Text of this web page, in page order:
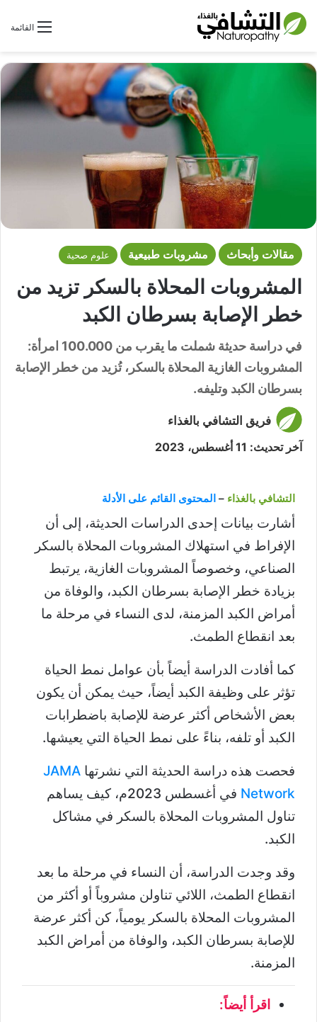
القائمةبحث عن
مقالات وأبحاث مشروبات طبيعية علوم صحية
المشروبات المحلاة بالسكر تزيد من
خطر الإصابة بسرطان الكبد
في دراسة حديثة شملت ما يقرب من 100.000 امرأة:
المشروبات الغازية المحلاة بالسكر، تُزيد من خطر الإصابة
بسرطان الكبد وتليفه.
فريق التشافي بالغذاء
آخر تحديث: 11 أغسطس، 2023
التشافي بالغذاء – المحتوى القائم على الأدلة
أشارت بيانات إحدى الدراسات الحديثة، إلى أن
الإفراط في استهلاك المشروبات المحلاة بالسكر
الصناعي، وخصوصاً المشروبات الغازية، يرتبط
بزيادة خطر الإصابة بسرطان الكبد، والوفاة من
أمراض الكبد المزمنة، لدى النساء في مرحلة ما
بعد انقطاع الطمث.
كما أفادت الدراسة أيضاً بأن عوامل نمط الحياة
تؤثر على وظيفة الكبد أيضاً، حيث يمكن أن يكون
بعض الأشخاص أكثر عرضة للإصابة باضطرابات
الكبد أو تلفه، بناءً على نمط الحياة التي يعيشها.
فحصت هذه دراسة الحديثة التي نشرتها JAMA
Network
في أغسطس 2023م، كيف يساهم
تناول المشروبات المحلاة بالسكر في مشاكل
الكبد.
وقد وجدت الدراسة، أن النساء في مرحلة ما بعد
انقطاع الطمث، اللائي تناولن مشروباً أو أكثر من
المشروبات المحلاة بالسكر يومياً، كن أكثر عرضة
للإصابة بسرطان الكبد، والوفاة من أمراض الكبد
المزمنة.
اقرأ أيضاً: